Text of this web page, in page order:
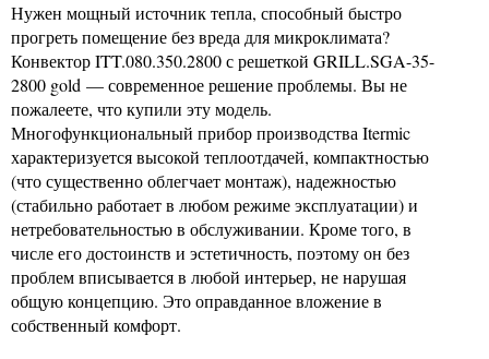
Нужен мощный источник тепла, способный быстро
прогреть помещение без вреда для микроклимата?
Конвектор ITT.080.350.2800 с решеткой GRILL.SGA-35-
2800 gold — современное решение проблемы. Вы не
пожалеете, что купили эту модель.
Многофункциональный прибор производства Itermic
характеризуется высокой теплоотдачей, компактностью
(что существенно облегчает монтаж), надежностью
(стабильно работает в любом режиме эксплуатации) и
нетребовательностью в обслуживании. Кроме того, в
числе его достоинств и эстетичность, поэтому он без
проблем вписывается в любой интерьер, не нарушая
общую концепцию. Это оправданное вложение в
собственный комфорт.